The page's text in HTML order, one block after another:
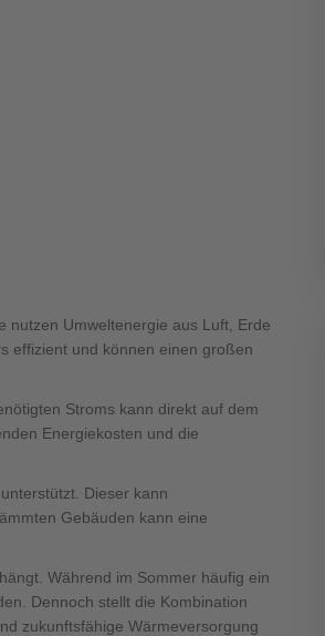
nutzen Umweltenergie aus Luft, Erde
effizient und können einen großen
Stroms kann direkt auf dem
Energiekosten und die
Dieser kann
Gebäuden kann eine
Während im Sommer häufig ein
Dennoch stellt die Kombination
zukunftsfähige Wärmeversorgung